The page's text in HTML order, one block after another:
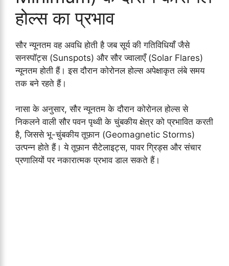
होल्स का प्रभाव
सौर न्यूनतम वह अवधि होती है जब सूर्य की गतिविधियाँ जैसे
सनस्पॉट्स (Sunspots) और सौर ज्वालाएँ (Solar Flares)
न्यूनतम होती हैं। इस दौरान कोरोनल होल्स अपेक्षाकृत लंबे समय
तक बने रहते हैं।
नासा के अनुसार, सौर न्यूनतम के दौरान कोरोनल होल्स से
निकलने वाली सौर पवन पृथ्वी के चुंबकीय क्षेत्र को प्रभावित करती
है, जिससे भू-चुंबकीय तूफ़ान (Geomagnetic Storms)
उत्पन्न होते हैं। ये तूफ़ान सैटेलाइट्स, पावर ग्रिड्स और संचार
प्रणालियों पर नकारात्मक प्रभाव डाल सकते हैं।